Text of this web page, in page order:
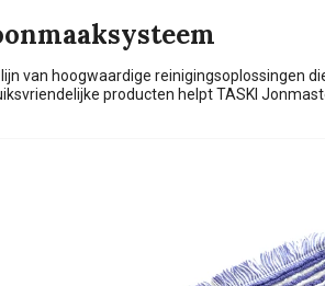
van hoogwaardige reinigingsoplossingen
producten helpt TASKI